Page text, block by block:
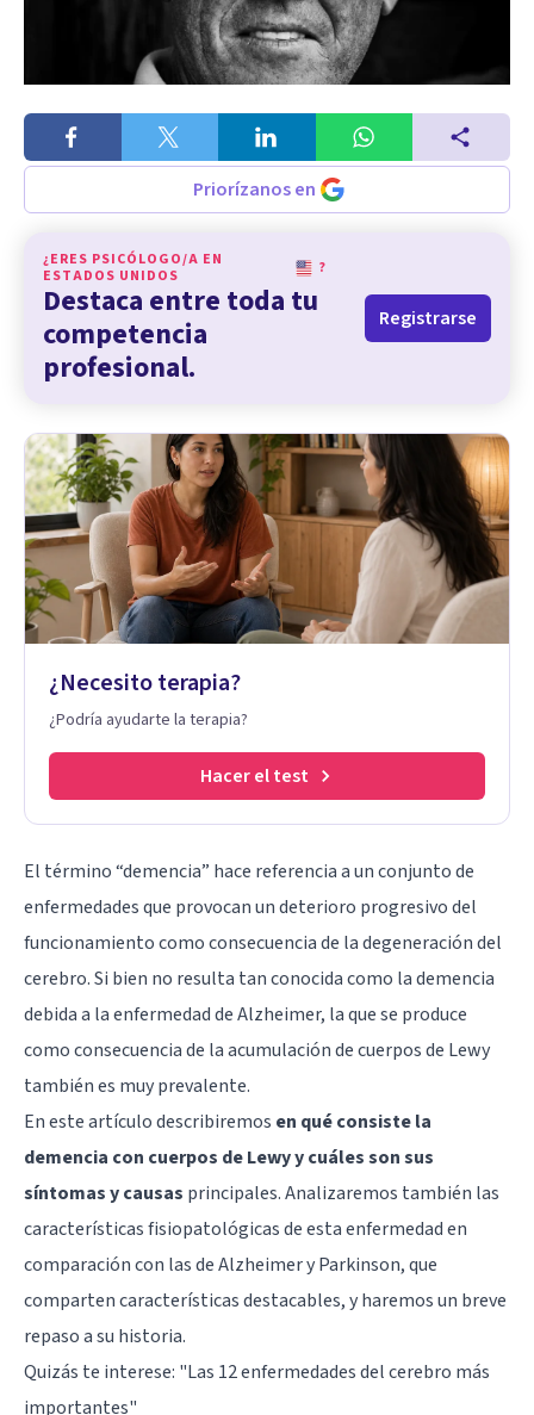
Priorízanos en
¿ERES PSICÓLOGO/A EN
ESTADOS UNIDOS
?
Destaca entre toda tu
competencia
profesional.
Registrarse
¿Necesito terapia?
¿Podría ayudarte la terapia?
Hacer el test
El término “demencia” hace referencia a un conjunto de
enfermedades que provocan un deterioro progresivo del
funcionamiento como consecuencia de la degeneración del
cerebro. Si bien no resulta tan conocida como la demencia
debida a la enfermedad de Alzheimer, la que se produce
como consecuencia de la acumulación de cuerpos de Lewy
también es muy prevalente.
En este artículo describiremos en qué consiste la
demencia con cuerpos de Lewy y cuáles son sus
síntomas y causas principales. Analizaremos también las
características fisiopatológicas de esta enfermedad en
comparación con las de Alzheimer y Parkinson, que
comparten características destacables, y haremos un breve
repaso a su historia.
Quizás te interese: "Las 12 enfermedades del cerebro más
importantes"